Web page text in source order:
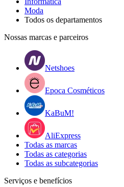
Moda
Todos os departamentos
Nossas marcas e parceiros
Netshoes
Epoca Cosméticos
KaBuM!
AliExpress
Todas as marcas
Todas as categorias
Todas as subcategorias
Serviços e benefícios